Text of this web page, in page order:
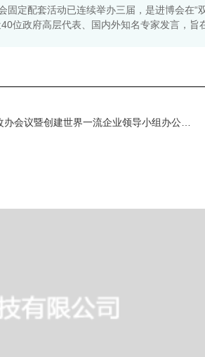
固定配套活动已连续举办三届，是进博会在
位政府高层代表、国内外知名专家发言，
上一篇 : 张智刚总经理主持召开公司深改办会议暨创建世界一流企业领导小组办公室会议